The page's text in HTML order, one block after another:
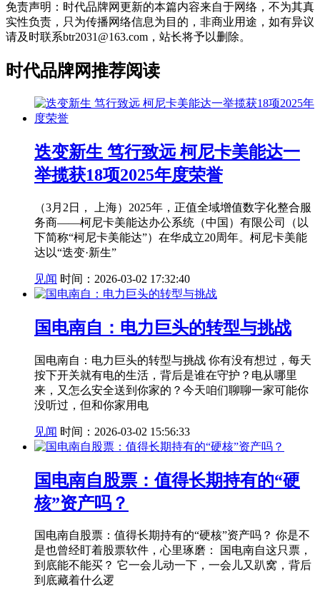
免责声明：时代品牌网更新的本篇内容来自于网络，不为其真
实性负责，只为传播网络信息为目的，非商业用途，如有异议
请及时联系btr2031@163.com，站长将予以删除。
时代品牌网推荐阅读
迭变新生 笃行致远 柯尼卡美能达一
举揽获18项2025年度荣誉
（3月2日， 上海）2025年，正值全域增值数字化整合服
务商——柯尼卡美能达办公系统（中国）有限公司（以
下简称“柯尼卡美能达”）在华成立20周年。柯尼卡美能
达以“迭变·新生”
见闻 时间：2026-03-02 17:32:40
国电南自：电力巨头的转型与挑战
国电南自：电力巨头的转型与挑战 你有没有想过，每天
按下开关就有电的生活，背后是谁在守护？电从哪里
来，又怎么安全送到你家的？今天咱们聊聊一家可能你
没听过，但和你家用电
见闻 时间：2026-03-02 15:56:33
国电南自股票：值得长期持有的“硬
核”资产吗？
国电南自股票：值得长期持有的“硬核”资产吗？ 你是不
是也曾经盯着股票软件，心里琢磨： 国电南自这只票，
到底能不能买？ 它一会儿动一下，一会儿又趴窝，背后
到底藏着什么逻